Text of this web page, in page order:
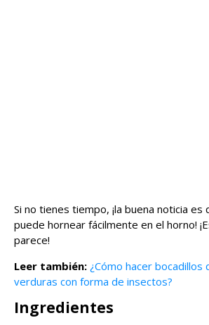
Si no tienes tiempo, ¡la buena noticia
puede hornear fácilmente en el horno!
parece!
Leer también: ¿Cómo hacer bocadillos
verduras con forma de insectos?
Ingredientes